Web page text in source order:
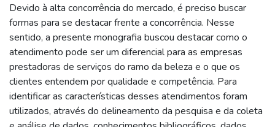
Devido à alta concorrência do mercado, é preciso buscar
formas para se destacar frente a concorrência. Nesse
sentido, a presente monografia buscou destacar como o
atendimento pode ser um diferencial para as empresas
prestadoras de serviços do ramo da beleza e o que os
clientes entendem por qualidade e competência. Para
identificar as características desses atendimentos foram
utilizados, através do delineamento da pesquisa e da coleta